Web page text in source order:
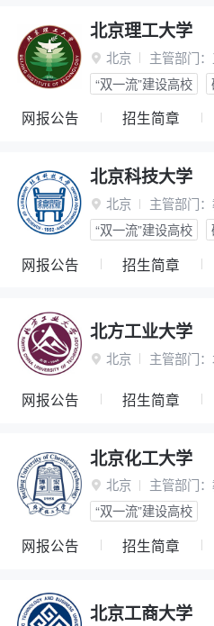
北京理工大学
 北京 主管部门：
“双一流”建设高校
网报公告 招生简章
北京科技大学
 北京 主管部门：
“双一流”建设高校
网报公告 招生简章
北方工业大学
 北京 主管部门：
网报公告 招生简章
北京化工大学
 北京 主管部门：
“双一流”建设高校
网报公告 招生简章
北京工商大学